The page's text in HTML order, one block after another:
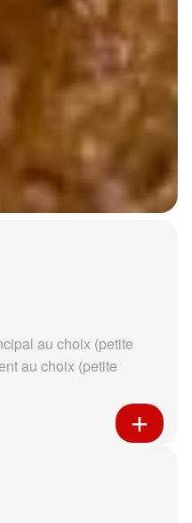
au choix (petite
au choix (petite